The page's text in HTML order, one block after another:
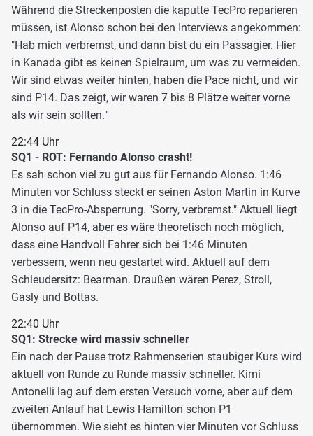
Während die Streckenposten die kaputte TecPro reparieren
müssen, ist Alonso schon bei den Interviews angekommen:
"Hab mich verbremst, und dann bist du ein Passagier. Hier
in Kanada gibt es keinen Spielraum, um was zu vermeiden.
Wir sind etwas weiter hinten, haben die Pace nicht, und wir
sind P14. Das zeigt, wir waren 7 bis 8 Plätze weiter vorne
als wir sein sollten."
22:44 Uhr
SQ1 - ROT: Fernando Alonso crasht!
Es sah schon viel zu gut aus für Fernando Alonso. 1:46
Minuten vor Schluss steckt er seinen Aston Martin in Kurve
3 in die TecPro-Absperrung. "Sorry, verbremst." Aktuell liegt
Alonso auf P14, aber es wäre theoretisch noch möglich,
dass eine Handvoll Fahrer sich bei 1:46 Minuten
verbessern, wenn neu gestartet wird. Aktuell auf dem
Schleudersitz: Bearman. Draußen wären Perez, Stroll,
Gasly und Bottas.
22:40 Uhr
SQ1: Strecke wird massiv schneller
Ein nach der Pause trotz Rahmenserien staubiger Kurs wird
aktuell von Runde zu Runde massiv schneller. Kimi
Antonelli lag auf dem ersten Versuch vorne, aber auf dem
zweiten Anlauf hat Lewis Hamilton schon P1
übernommen. Wie sieht es hinten vier Minuten vor Schluss